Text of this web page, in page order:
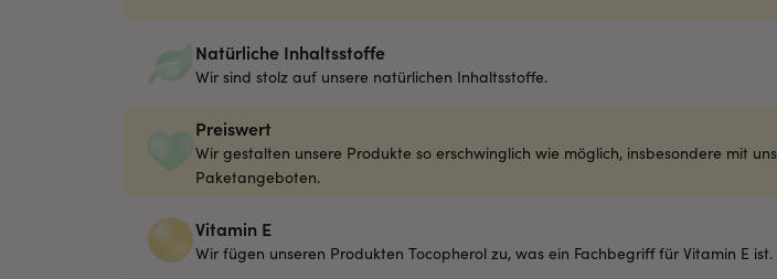
Natürliche Inhaltsstoffe
Wir sind stolz auf unsere natürlichen Inhaltsstoffe.
Preiswert
Wir gestalten unsere Produkte so erschwinglich wie möglich, insbesondere mit
Paketangeboten.
Vitamin E
Wir fügen unseren Produkten Tocopherol zu, was ein Fachbegriff für Vitamin E ist.